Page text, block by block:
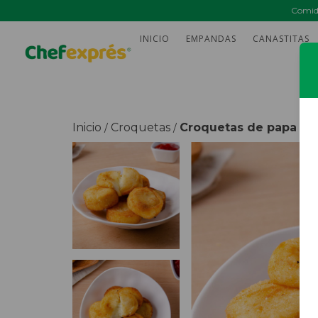
INICIO EMPANDAS CANASTITAS
Inicio / Croquetas / Croquetas de papa y